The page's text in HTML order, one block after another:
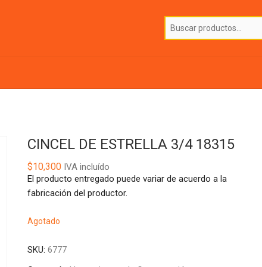
CINCEL DE ESTRELLA 3/4 18315
$10,300 IVA incluído
El producto entregado puede variar de acuerdo a la
fabricación del productor.
Agotado
SKU: 6777